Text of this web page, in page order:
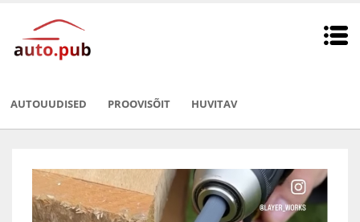
AUTOUUDISED PROOVISÕIT HUVITAV